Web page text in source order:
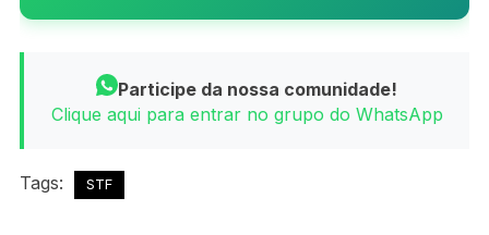
Participe da nossa comunidade!
Clique aqui para entrar no grupo do WhatsApp
Tags: STF